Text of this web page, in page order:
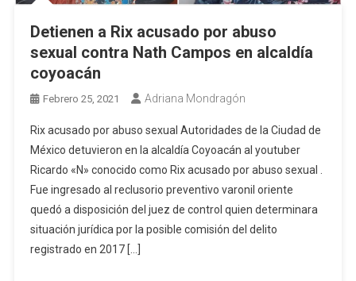
Detienen a Rix acusado por abuso
sexual contra Nath Campos en alcaldía
coyoacán
Febrero 25, 2021 Adriana Mondragón
Rix acusado por abuso sexual Autoridades de la Ciudad de
México detuvieron en la alcaldía Coyoacán al youtuber
Ricardo «N» conocido como Rix acusado por abuso sexual .
Fue ingresado al reclusorio preventivo varonil oriente
quedó a disposición del juez de control quien determinara
situación jurídica por la posible comisión del delito
registrado en 2017 […]